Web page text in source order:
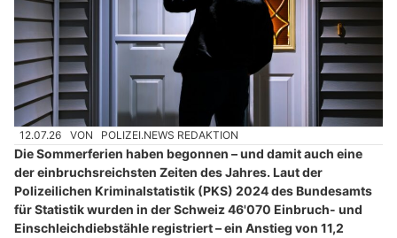
12.07.26 VON POLIZEI.NEWS REDAKTION
Die Sommerferien haben begonnen – und damit auch eine
der einbruchsreichsten Zeiten des Jahres. Laut der
Polizeilichen Kriminalstatistik (PKS) 2024 des Bundesamts
für Statistik wurden in der Schweiz 46'070 Einbruch- und
Einschleichdiebstähle registriert – ein Anstieg von 11,2